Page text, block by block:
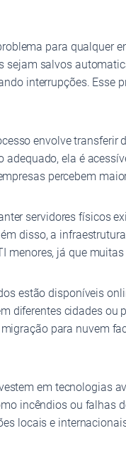
para qualquer
salvos
interrupções.
envolve
ela é
percebem
servidores físicos
disso, a
menores, já que
estão disponíveis
diferentes cidades
para nuvem
em tecnologias
incêndios ou falhas
locais e